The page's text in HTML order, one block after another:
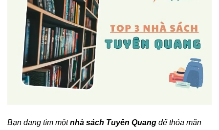
Bạn đang tìm mộtnhà sách Tuyên Quang để thỏa mãn